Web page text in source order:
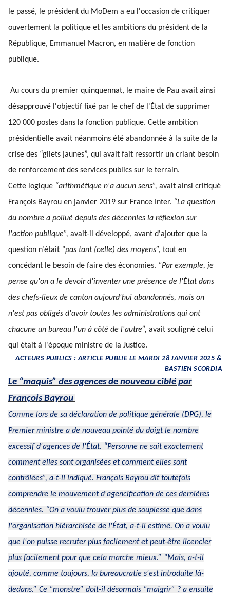
le passé, le président du MoDem a eu l'occasion de critiquer
ouvertement la politique et les ambitions du président de la
République, Emmanuel Macron, en matière de fonction
publique.
Au cours du premier quinquennat, le maire de Pau avait ainsi
désapprouvé l'objectif fixé par le chef de l'État de supprimer
120 000 postes dans la fonction publique. Cette ambition
présidentielle avait néanmoins été abandonnée à la suite de la
crise des “gilets jaunes”, qui avait fait ressortir un criant besoin
de renforcement des services publics sur le terrain.
Cette logique “arithmétique n'a aucun sens”, avait ainsi critiqué
François Bayrou en janvier 2019 sur France Inter. “La question
du nombre a pollué depuis des décennies la réflexion sur
l'action publique”, avait-il développé, avant d'ajouter que la
question n’était “pas tant (celle) des moyens”, tout en
concédant le besoin de faire des économies. “Par exemple, je
pense qu'on a le devoir d'inventer une présence de l'État dans
des chefs-lieux de canton aujourd'hui abandonnés, mais on
n'est pas obligés d'avoir toutes les administrations qui ont
chacune un bureau l'un à côté de l'autre”, avait souligné celui
qui était à l'époque ministre de la Justice.
ACTEURS PUBLICS : ARTICLE PUBLIE LE MARDI 28 JANVIER 2025 &
BASTIEN SCORDIA
Le “maquis” des agences de nouveau ciblé par
François Bayrou
Comme lors de sa déclaration de politique générale (DPG), le
Premier ministre a de nouveau pointé du doigt le nombre
excessif d'agences de l'État. “Personne ne sait exactement
comment elles sont organisées et comment elles sont
contrôlées”, a-t-il indiqué. François Bayrou dit toutefois
comprendre le mouvement d'agencification de ces dernières
décennies. “On a voulu trouver plus de souplesse que dans
l'organisation hiérarchisée de l'État, a-t-il estimé. On a voulu
que l'on puisse recruter plus facilement et peut-être licencier
plus facilement pour que cela marche mieux.” “Mais, a-t-il
ajouté, comme toujours, la bureaucratie s'est introduite là-
dedans.” Ce “monstre” doit-il désormais “maigrir” ? a ensuite